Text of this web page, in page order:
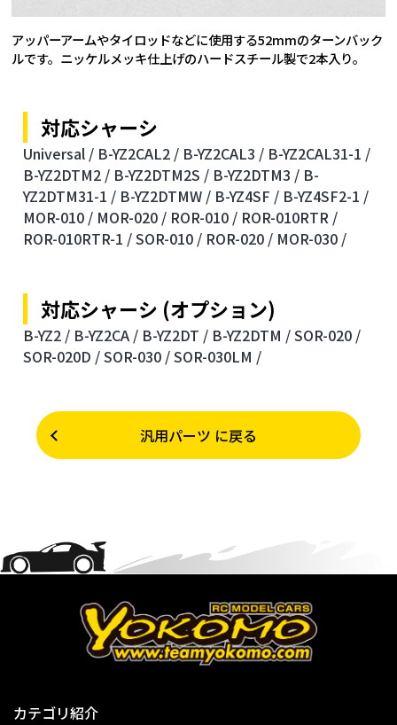
アッパーアームやタイロッドなどに使用する52mmのターンバック
ルです。ニッケルメッキ仕上げのハードスチール製で2本入り。
対応シャーシ
Universal / B-YZ2CAL2 / B-YZ2CAL3 / B-YZ2CAL31-1 /
B-YZ2DTM2 / B-YZ2DTM2S / B-YZ2DTM3 / B-
YZ2DTM31-1 / B-YZ2DTMW / B-YZ4SF / B-YZ4SF2-1 /
MOR-010 / MOR-020 / ROR-010 / ROR-010RTR /
ROR-010RTR-1 /SOR-010 / ROR-020 / MOR-030 /
対応シャーシ (オプション)
B-YZ2 / B-YZ2CA / B-YZ2DT / B-YZ2DTM /SOR-020 /
SOR-020D /SOR-030 /SOR-030LM /
汎用パーツ に戻る
カテゴリ紹介